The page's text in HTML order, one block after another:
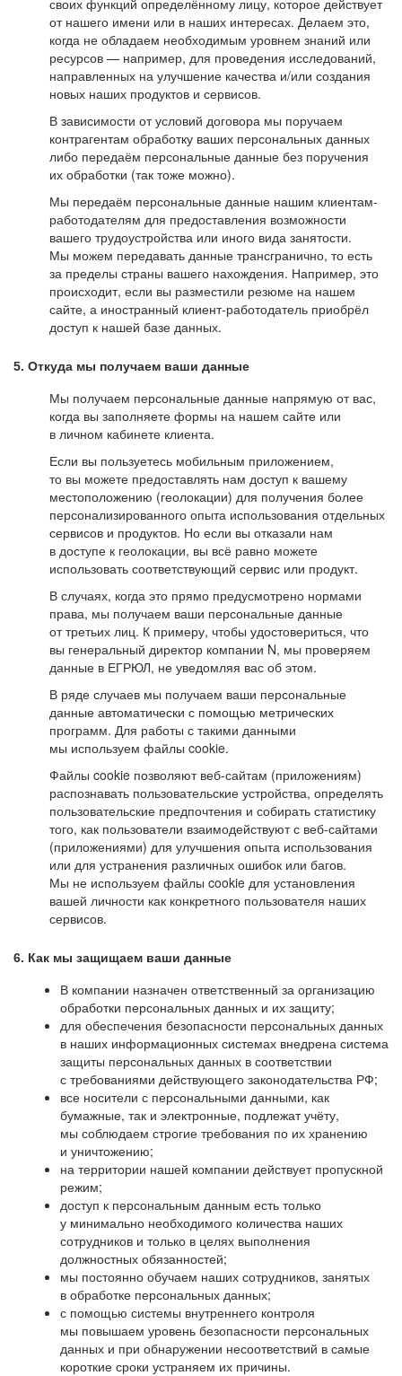
своих функций определённому лицу, которое действует
от нашего имени или в наших интересах. Делаем это,
когда не обладаем необходимым уровнем знаний или
ресурсов — например, для проведения исследований,
направленных на улучшение качества и/или создания
новых наших продуктов и сервисов.
В зависимости от условий договора мы поручаем
контрагентам обработку ваших персональных данных
либо передаём персональные данные без поручения
их обработки (так тоже можно).
Мы передаём персональные данные нашим клиентам-
работодателям для предоставления возможности
вашего трудоустройства или иного вида занятости.
Мы можем передавать данные трансгранично, то есть
за пределы страны вашего нахождения. Например, это
происходит, если вы разместили резюме на нашем
сайте, а иностранный клиент-работодатель приобрёл
доступ к нашей базе данных.
5. Откуда мы получаем ваши данные
Мы получаем персональные данные напрямую от вас,
когда вы заполняете формы на нашем сайте или
в личном кабинете клиента.
Если вы пользуетесь мобильным приложением,
то вы можете предоставлять нам доступ к вашему
местоположению (геолокации) для получения более
персонализированного опыта использования отдельных
сервисов и продуктов. Но если вы отказали нам
в доступе к геолокации, вы всё равно можете
использовать соответствующий сервис или продукт.
В случаях, когда это прямо предусмотрено нормами
права, мы получаем ваши персональные данные
от третьих лиц. К примеру, чтобы удостовериться, что
вы генеральный директор компании N, мы проверяем
данные в ЕГРЮЛ, не уведомляя вас об этом.
В ряде случаев мы получаем ваши персональные
данные автоматически с помощью метрических
программ. Для работы с такими данными
мы используем файлы cookie.
Файлы cookie позволяют веб-сайтам (приложениям)
распознавать пользовательские устройства, определять
пользовательские предпочтения и собирать статистику
того, как пользователи взаимодействуют с веб-сайтами
(приложениями) для улучшения опыта использования
или для устранения различных ошибок или багов.
Мы не используем файлы cookie для установления
вашей личности как конкретного пользователя наших
сервисов.
6. Как мы защищаем ваши данные
В компании назначен ответственный за организацию
обработки персональных данных и их защиту;
для обеспечения безопасности персональных данных
в наших информационных системах внедрена система
защиты персональных данных в соответствии
с требованиями действующего законодательства РФ;
все носители с персональными данными, как
бумажные, так и электронные, подлежат учёту,
мы соблюдаем строгие требования по их хранению
и уничтожению;
на территории нашей компании действует пропускной
режим;
доступ к персональным данным есть только
у минимально необходимого количества наших
сотрудников и только в целях выполнения
должностных обязанностей;
мы постоянно обучаем наших сотрудников, занятых
в обработке персональных данных;
с помощью системы внутреннего контроля
мы повышаем уровень безопасности персональных
данных и при обнаружении несоответствий в самые
короткие сроки устраняем их причины.